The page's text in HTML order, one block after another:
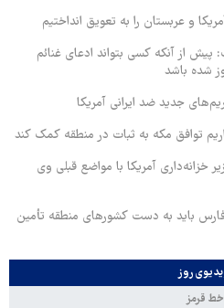
و عربستان را به تعویق انداختیم
از آنکه کسی بتواند ادعای غنائم
شده باشد
جدید ضد ایرانی آمریکا
توافق مکه به ثبات در منطقه کمک کند
خزانه‌داری آمریکا با مواضع قبلی وی
باید به دست کشورهای منطقه تأمین
روز
خط قرمز